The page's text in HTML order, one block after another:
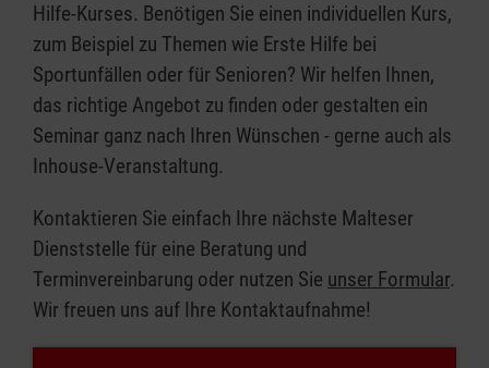
Hilfe-Kurses. Benötigen Sie einen individuellen Kurs,
zum Beispiel zu Themen wie Erste Hilfe bei
Sportunfällen oder für Senioren? Wir helfen Ihnen,
das richtige Angebot zu finden oder gestalten ein
Seminar ganz nach Ihren Wünschen - gerne auch als
Inhouse-Veranstaltung.
Kontaktieren Sie einfach Ihre nächste Malteser
Dienststelle für eine Beratung und
Terminvereinbarung oder nutzen Sie unser Formular.
Wir freuen uns auf Ihre Kontaktaufnahme!